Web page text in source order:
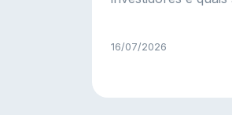
16/07/2026